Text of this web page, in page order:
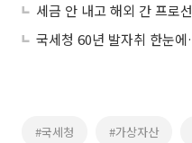
국세청 60년 발자취 한눈
#국세청 #가상자산